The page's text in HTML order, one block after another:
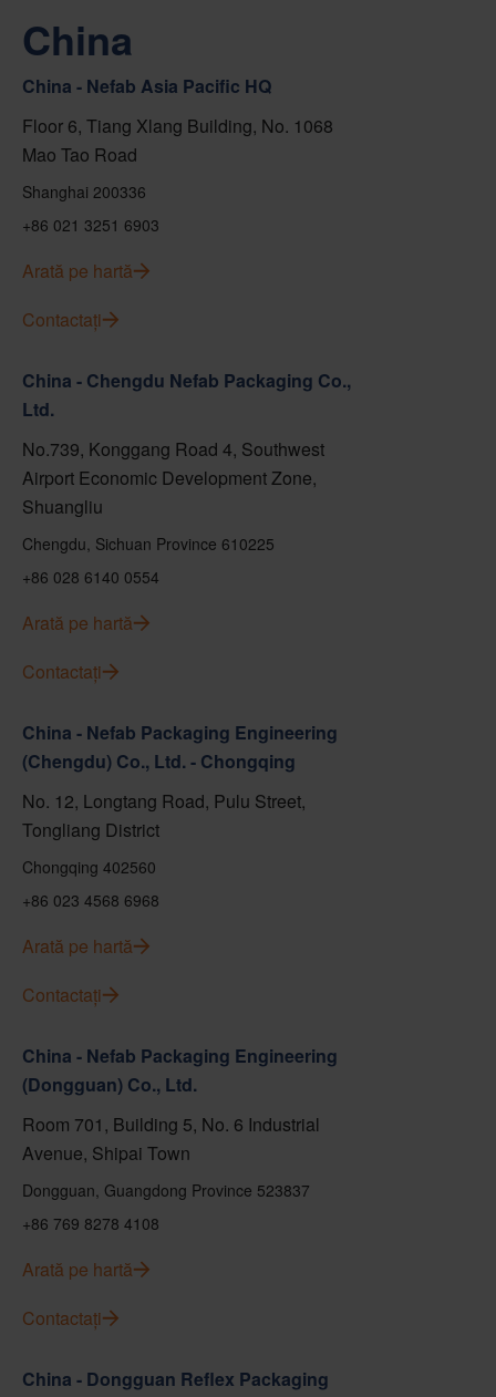
China
China - Nefab Asia Pacific HQ
Floor 6, Tiang Xlang Building, No. 1068
Mao Tao Road
Shanghai 200336
+86 021 3251 6903
Arată pe hartă
Contactați
China - Chengdu Nefab Packaging Co.,
Ltd.
No.739, Konggang Road 4, Southwest
Airport Economic Development Zone,
Shuangliu
Chengdu, Sichuan Province 610225
+86 028 6140 0554
Arată pe hartă
Contactați
China - Nefab Packaging Engineering
(Chengdu) Co., Ltd. - Chongqing
No. 12, Longtang Road, Pulu Street,
Tongliang District
Chongqing 402560
+86 023 4568 6968
Arată pe hartă
Contactați
China - Nefab Packaging Engineering
(Dongguan) Co., Ltd.
Room 701, Building 5, No. 6 Industrial
Avenue, Shipai Town
Dongguan, Guangdong Province 523837
+86 769 8278 4108
Arată pe hartă
Contactați
China - Dongguan Reflex Packaging